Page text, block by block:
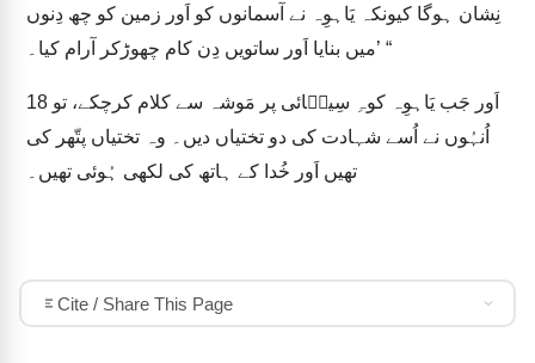
نِشان ہوگا کیونکہ یَاہوِہ نے آسمانوں کو اَور زمین کو چھ دِنوں
میں بنایا اَور ساتویں دِن کام چھوڑکر آرام کیا۔’ “
18
اُنہُوں نے اُسے شہادت کی دو تختیاں دیں۔ وہ تختیاں پتّھر کی
تھیں اَور خُدا کے ہاتھ کی لکھی ہُوئی تھیں۔
Cite / Share This Page